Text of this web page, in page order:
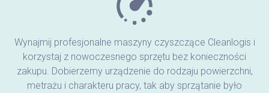
Wynajmij profesjonalne maszyny czyszczące Cleanlogis i
korzystaj z nowoczesnego sprzętu bez konieczności
zakupu. Dobierzemy urządzenie do rodzaju powierzchni,
metrażu i charakteru pracy, tak aby sprzątanie było